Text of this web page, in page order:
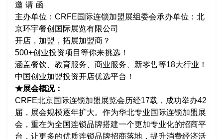
邀 请 函
主办单位：CRFE国际连锁加盟展组委会承办单位：北
京环宇餐创国际展览有限公司
开店，加盟，拓展加盟商？
500+创业投资项目等你来挑选！
涵盖餐饮、教育服务、商业服务、新零售等18大行业！
中国创业加盟投资开店优选平台！
★展会概况：
CRFE北京国际连锁加盟展览会历经17载，成功举办42
届，展会规模逐年扩大。作为华北专业国际连锁加盟展
会，重在为全国连锁品牌搭建一个更加专业化的招商平
台，让更多的优质连锁品牌招商落地，提升消费经济活